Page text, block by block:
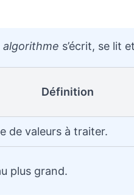
algorithme s’écrit, se lit
Définition
de valeurs à traiter.
plus grand.